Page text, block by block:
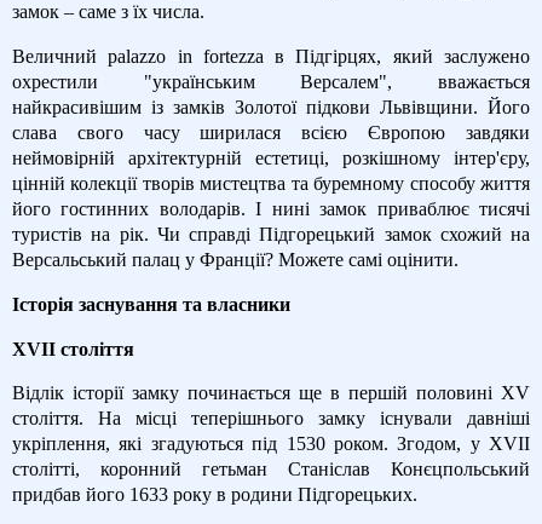
замок – саме з їх числа.
Величний palazzo in fortezza в Підгірцях, який заслужено
охрестили "українським Версалем", вважається
найкрасивішим із замків Золотої підкови Львівщини. Його
слава свого часу ширилася всією Європою завдяки
неймовірній архітектурній естетиці, розкішному інтер'єру,
цінній колекції творів мистецтва та буремному способу життя
його гостинних володарів. І нині замок приваблює тисячі
туристів на рік. Чи справді Підгорецький замок схожий на
Версальський палац у Франції? Можете самі оцінити.
Історія заснування та власники
XVII століття
Відлік історії замку починається ще в першій половині XV
століття. На місці теперішнього замку існували давніші
укріплення, які згадуються під 1530 роком. Згодом, у XVII
столітті, коронний гетьман Станіслав Конєцпольський
придбав його 1633 року в родини Підгорецьких.